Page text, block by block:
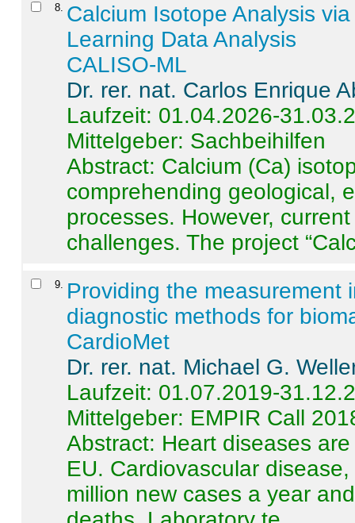
8 Calcium Isotope Analysis
Learning Data Analysis
CALISO-ML
Dr. rer. nat. Carlos Enrique
Laufzeit: 01.04.2026-
Mittelgeber: Sachbeihilfen
Abstract: Calcium (Ca)
comprehending geological,
processes. However,
challenges. The project
9
Providing the measurement
diagnostic methods for
CardioMet
Dr. rer. nat. Michael G.
Laufzeit: 01.07.2019-
Mittelgeber: EMPIR Call
Abstract: Heart diseases
EU. Cardiovascular
million new cases a year